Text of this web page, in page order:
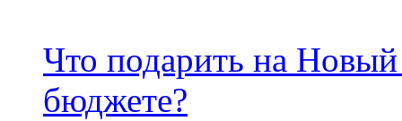
Что подарить на
бюджете?